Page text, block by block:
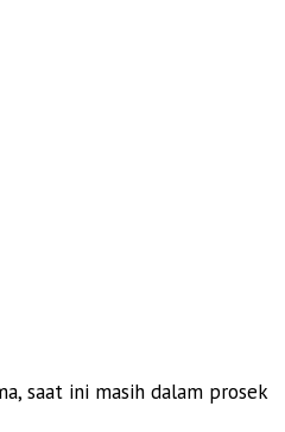
saat ini masih dalam prosek